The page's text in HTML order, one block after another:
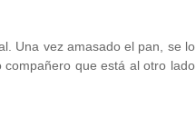
Una vez amasado el pan, se lo
que está al otro lado